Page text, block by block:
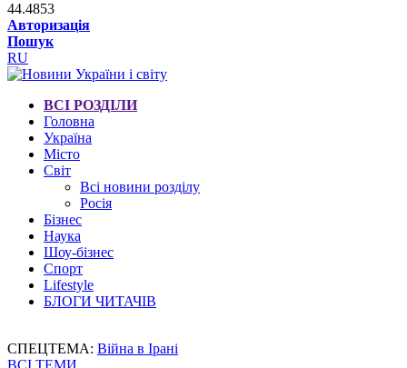
44.4853
Авторизація
Пошук
RU
ВСІ РОЗДІЛИ
Головна
Україна
Місто
Світ
Всі новини розділу
Росія
Бізнес
Наука
Шоу-бізнес
Спорт
Lifestyle
БЛОГИ ЧИТАЧІВ
СПЕЦТЕМА: Війна в Ірані
ВСІ ТЕМИ